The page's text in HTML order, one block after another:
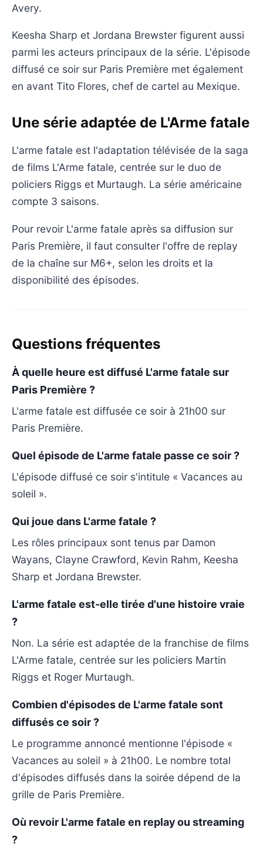
Avery.
Keesha Sharp et Jordana Brewster figurent aussi
parmi les acteurs principaux de la série. L'épisode
diffusé ce soir sur Paris Première met également
en avant Tito Flores, chef de cartel au Mexique.
Une série adaptée de L'Arme fatale
L'arme fatale est l'adaptation télévisée de la saga
de films L'Arme fatale, centrée sur le duo de
policiers Riggs et Murtaugh. La série américaine
compte 3 saisons.
Pour revoir L'arme fatale après sa diffusion sur
Paris Première, il faut consulter l'offre de replay
de la chaîne sur M6+, selon les droits et la
disponibilité des épisodes.
Questions fréquentes
À quelle heure est diffusé L'arme fatale sur
Paris Première ?
L'arme fatale est diffusée ce soir à 21h00 sur
Paris Première.
Quel épisode de L'arme fatale passe ce soir ?
L'épisode diffusé ce soir s'intitule « Vacances au
soleil ».
Qui joue dans L'arme fatale ?
Les rôles principaux sont tenus par Damon
Wayans, Clayne Crawford, Kevin Rahm, Keesha
Sharp et Jordana Brewster.
L'arme fatale est-elle tirée d'une histoire vraie
?
Non. La série est adaptée de la franchise de films
L'Arme fatale, centrée sur les policiers Martin
Riggs et Roger Murtaugh.
Combien d'épisodes de L'arme fatale sont
diffusés ce soir ?
Le programme annoncé mentionne l'épisode «
Vacances au soleil » à 21h00. Le nombre total
d'épisodes diffusés dans la soirée dépend de la
grille de Paris Première.
Où revoir L'arme fatale en replay ou streaming
?